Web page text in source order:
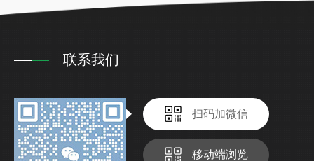
联系我们
扫码加微信
移动端浏览